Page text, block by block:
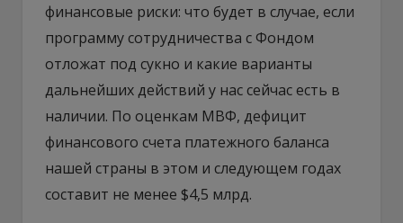
финансовые риски: что будет в случае, если
программу сотрудничества с Фондом
отложат под сукно и какие варианты
дальнейших действий у нас сейчас есть в
наличии. По оценкам МВФ, дефицит
финансового счета платежного баланса
нашей страны в этом и следующем годах
составит не менее $4,5 млрд.